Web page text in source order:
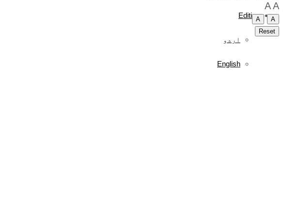
Edition
اردو
English
A A
A
A
Reset